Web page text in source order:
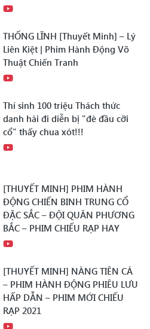
THỐNG LĨNH [Thuyết Minh] – Lý
Liên Kiệt | Phim Hành Động Võ
Thuật Chiến Tranh
Thí sinh 100 triệu Thách thức
danh hài đi diễn bị "đè đầu cỡi
cổ" thấy chua xót!!!
[THUYẾT MINH] PHIM HÀNH
ĐỘNG CHIẾN BINH TRUNG CỔ
ĐẶC SẮC – ĐỘI QUÂN PHƯƠNG
BẮC – PHIM CHIẾU RẠP HAY
[THUYẾT MINH] NÀNG TIÊN CÁ
– PHIM HÀNH ĐỘNG PHIÊU LƯU
HẤP DẪN – PHIM MỚI CHIẾU
RẠP 2021